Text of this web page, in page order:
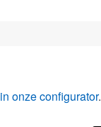
in onze configurator.